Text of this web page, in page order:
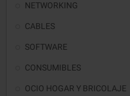
NETWORKING
CABLES
SOFTWARE
CONSUMIBLES
OCIO HOGAR Y BRICOLAJE